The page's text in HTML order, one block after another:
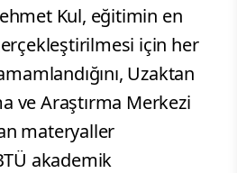
Kul, eğitimin en
için her
Uzaktan
ve Araştırma Merkezi
materyaller
akademik